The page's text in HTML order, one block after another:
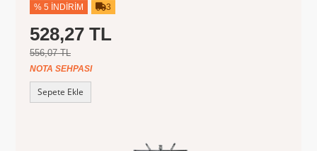
% 5 İNDIRIM 3
528,27 TL
556,07 TL
NOTA SEHPASI
Sepete Ekle